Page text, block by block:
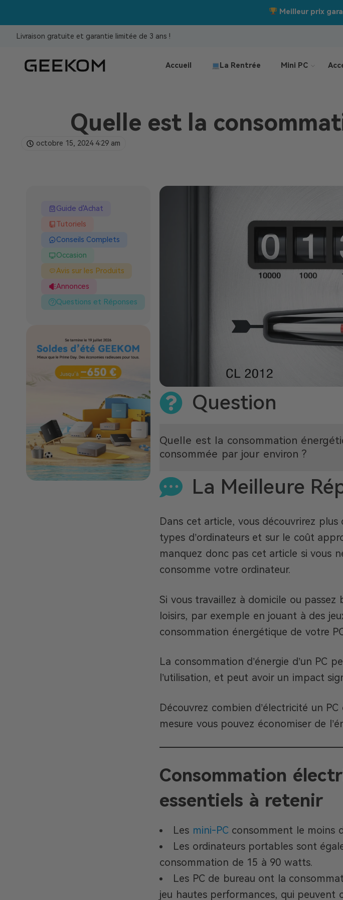
Offres de la
Livraison gratuite et garantie limitée de 3 ans !
Accueil La Rentrée Mini PC
Quelle est la
octobre 15, 2024 4:29 am
Guide d'Achat
Tutoriels
Conseils Complets
Occasion
Avis sur les Produits
Annonces
Questions et Réponses
Question
Quelle est la consommation
consommée par jour environ ?
La Meilleure
Dans cet article, vous découvrirez
types d’ordinateurs et sur le coût
manquez donc pas cet article si vous
consomme votre ordinateur.
Si vous travaillez à domicile ou
loisirs, par exemple en jouant à des
consommation énergétique de votre
La consommation d’énergie d’un PC
l’utilisation, et peut avoir un impact
Découvrez combien d’électricité un
mesure vous pouvez économiser de
Consommation
essentiels à retenir
Les mini-PC consomment le moins
Les ordinateurs portables sont
consommation de 15 à 90 watts.
Les PC de bureau ont la
jeu hautes performances, qui peuvent